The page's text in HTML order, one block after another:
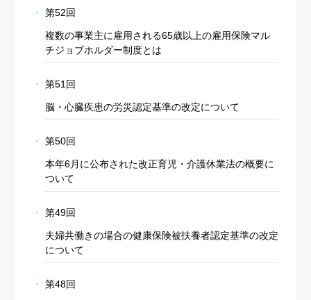
第52回
複数の事業主に雇用される65歳以上の雇用保険マル
チジョブホルダー制度とは
第51回
脳・心臓疾患の労災認定基準の改定について
第50回
本年6月に公布された改正育児・介護休業法の概要に
ついて
第49回
夫婦共働きの場合の健康保険被扶養者認定基準の改定
について
第48回